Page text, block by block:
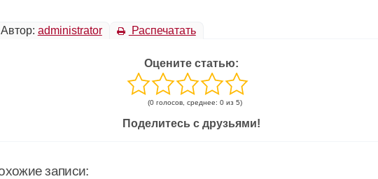
Автор: administrator Распечатать
Оцените статью:
(0 голосов, среднее: 0 из 5)
Поделитесь с друзьями!
записи: